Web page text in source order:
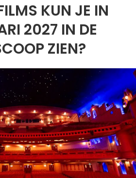
KUN JE IN
2027 IN DE
ZIEN?